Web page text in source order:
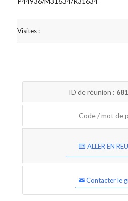
Visites :
ID de réunion :
Code / mot de
ALLER EN
Contacter le